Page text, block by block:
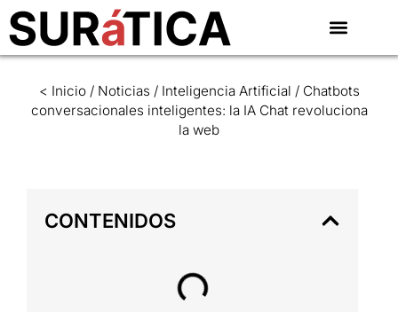
< Inicio/ Noticias / Inteligencia Artificial / Chatbots
conversacionales inteligentes: la IA Chat revoluciona
la web
CONTENIDOS